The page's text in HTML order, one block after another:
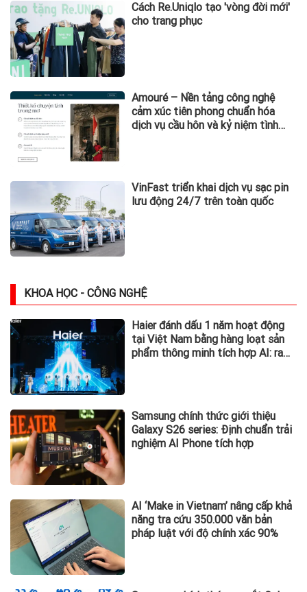
Cách Re.Uniqlo tạo 'vòng đời mới'
cho trang phục
Amouré – Nền tảng công nghệ
cảm xúc tiên phong chuẩn hóa
dịch vụ cầu hôn và kỷ niệm tình
VinFast triển khai dịch vụ sạc pin
lưu động 24/7 trên toàn quốc
KHOA HỌC - CÔNG NGHỆ
Haier đánh dấu 1 năm hoạt động
tại Việt Nam bằng hàng loạt sản
phẩm thông minh tích hợp AI: ra
Samsung chính thức giới thiệu
Galaxy S26 series: Định chuẩn trải
nghiệm AI Phone tích hợp
AI ‘Make in Vietnam’ nâng cấp khả
năng tra cứu 350.000 văn bản
pháp luật với độ chính xác 90%